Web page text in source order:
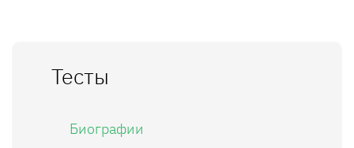
Тесты
Биографии